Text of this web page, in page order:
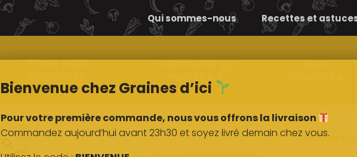
TOUS NOS
Comment ça
marche ?
Nos
Qui sommes-nous Recettes et
DESCRIPTION
Bienvenue chez Graines d’ici
Pour votre première commande, nous vous offrons la livraison
Commandez aujourd’hui avant 23h30 et soyez livré demain chez vous.